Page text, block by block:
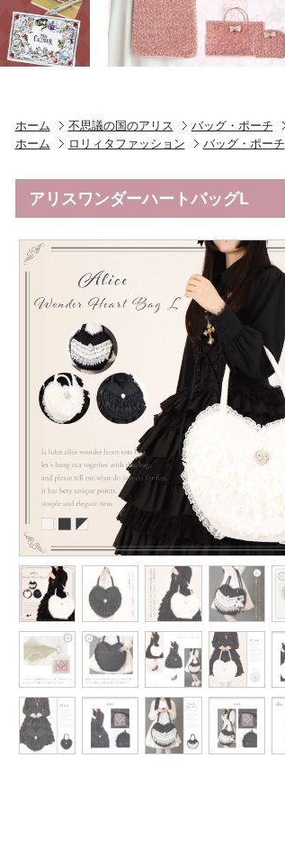
ホーム 不思議の国のアリス バッグ・ポーチ
ホーム
ロリィタファッション バッグ・ポーチ
アリスワンダーハートバッグL